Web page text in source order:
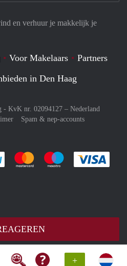
+
en verhuur je makkelijk je
Voor Makelaars
Partners
in Den Haag
- KvK nr. 02094127 – Nederland
Spam & nep-accounts
Je rekent gemakkelijk af met Paypal
Je rekent gemakkelijk af met
Je rekent